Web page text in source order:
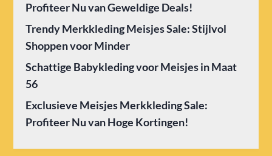
Profiteer Nu van Geweldige Deals!
Trendy Merkkleding Meisjes Sale: Stijlvol
Shoppen voor Minder
Schattige Babykleding voor Meisjes in Maat
56
Exclusieve Meisjes Merkkleding Sale:
Profiteer Nu van Hoge Kortingen!